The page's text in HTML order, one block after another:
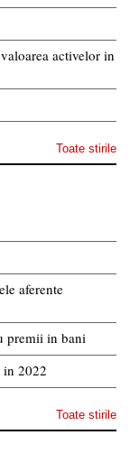
activelor in
Toate stirile
aferente
premii in bani
in 2022
Toate stirile